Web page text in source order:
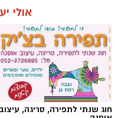
חוג שנתי לתפירה, סריגה, עיצוב
אופנה